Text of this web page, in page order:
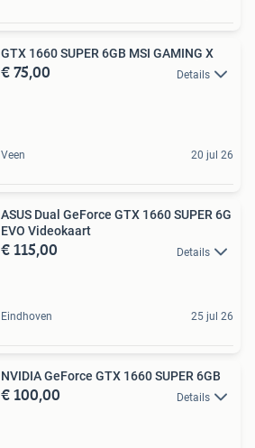
GTX 1660 SUPER 6GB MSI GAMING X
€ 75,00 Details
Veen 20 jul 26
ASUS Dual GeForce GTX 1660 SUPER 6G
EVO Videokaart
€ 115,00 Details
Eindhoven 25 jul 26
NVIDIA GeForce GTX 1660 SUPER 6GB
€ 100,00 Details